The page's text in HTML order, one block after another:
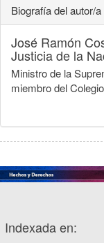
Biografía del autor/a
José Ramón
Justicia de la
Ministro de la
miembro del
Indexada en: